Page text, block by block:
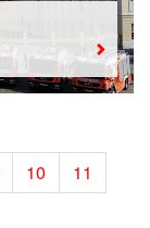
10
11